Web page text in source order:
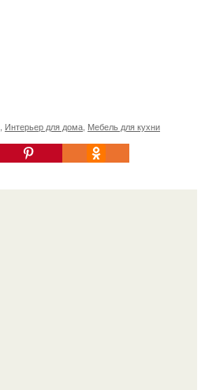
Интерьер для дома Мебель для кухни